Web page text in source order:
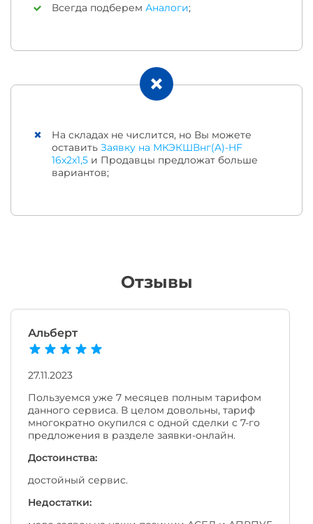
Всегда подберем Аналоги;
На складах не числится, но Вы можете
оставить Заявку на МКЭКШВнг(A)-HF
16х2х1,5 и Продавцы предложат больше
вариантов;
Отзывы
Альберт
27.11.2023
Пользуемся уже 7 месяцев полным тарифом
данного сервиса. В целом довольны, тариф
многократно окупился с одной сделки с 7-го
предложения в разделе заявки-онлайн.
Достоинства:
достойный сервис.
Недостатки: